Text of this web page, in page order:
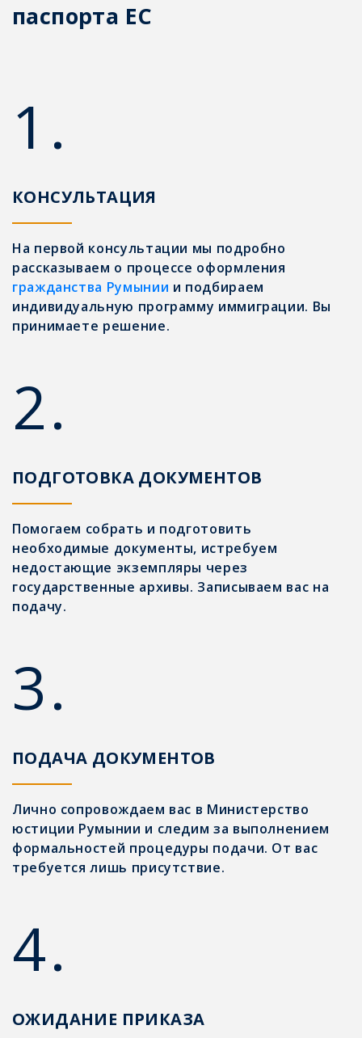
паспорта ЕС
1.
КОНСУЛЬТАЦИЯ
На первой консультации мы подробно
рассказываем о процессе оформления
гражданства Румынии и подбираем
индивидуальную программу иммиграции. Вы
принимаете решение.
2.
ПОДГОТОВКА ДОКУМЕНТОВ
Помогаем собрать и подготовить
необходимые документы, истребуем
недостающие экземпляры через
государственные архивы. Записываем вас на
подачу.
3.
ПОДАЧА ДОКУМЕНТОВ
Лично сопровождаем вас в Министерство
юстиции Румынии и следим за выполнением
формальностей процедуры подачи. От вас
требуется лишь присутствие.
4.
ОЖИДАНИЕ ПРИКАЗА